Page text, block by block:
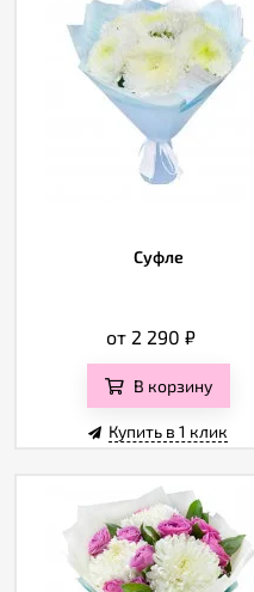
Суфле
от 2 290 ₽
В корзину
Купить в 1 клик